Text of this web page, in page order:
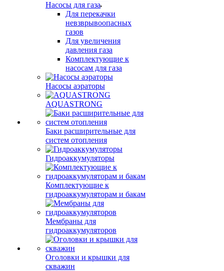
Насосы для газа
Для перекачки
невзврывоопасных
газов
Для увеличения
давления газа
Комплектующие к
насосам для газа
Насосы аэраторы
AQUASTRONG
Баки расширительные для
систем отопления
Гидроаккумуляторы
Комплектующие к
гидроаккумуляторам и бакам
Мембраны для
гидроаккумуляторов
Оголовки и крышки для
скважин